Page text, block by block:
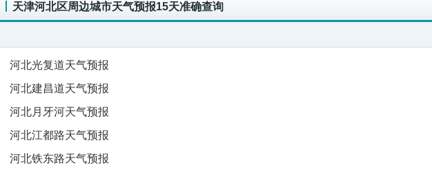
天津河北区周边城市天气预报15天准确查询
河北光复道天气预报
河北建昌道天气预报
河北月牙河天气预报
河北江都路天气预报
河北铁东路天气预报